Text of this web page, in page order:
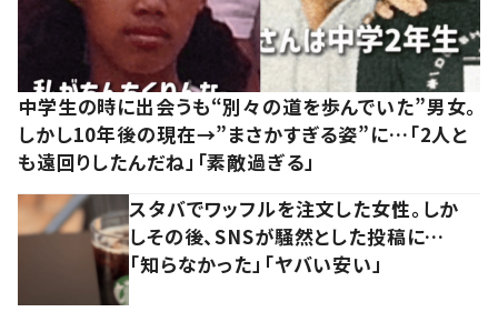
中学生の時に出会うも“別々の道を歩んでいた”男女。
しかし10年後の現在→”まさかすぎる姿”に…「2人と
も遠回りしたんだね」「素敵過ぎる」
スタバでワッフルを注文した女性。しか
しその後、SNSが騒然とした投稿に…
「知らなかった」「ヤバい安い」